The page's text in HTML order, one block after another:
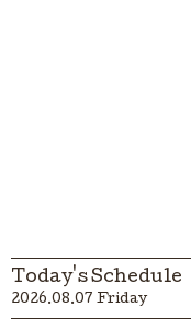
Today's Schedule
2026.08.07 Friday